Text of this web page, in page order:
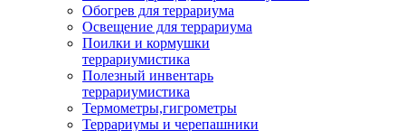
Обогрев для террариума
Освещение для террариума
Поилки и кормушки
террариумистика
Полезный инвентарь
террариумистика
Термометры,гигрометры
Террариумы и черепашники